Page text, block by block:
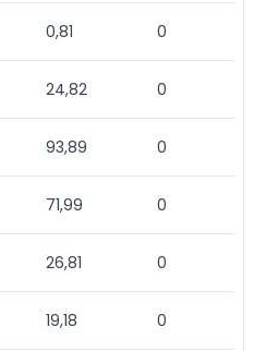
0,81 0
24,82 0
93,89 0
71,99 0
26,81 0
19,18 0